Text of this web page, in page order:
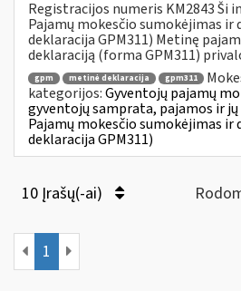
Registracijos numeris KM2843 Ši
Pajamų mokesčio sumokėjimas
deklaracija GPM311) Metinę
deklaraciją (forma GPM311)
gpm metinė deklaracija gpm311
kategorijos:Gyventojų pajamų
gyventojų samprata, pajamos ir jų
Pajamų mokesčio sumokėjimas
deklaracija GPM311)
10 Įrašų(-ai)
1